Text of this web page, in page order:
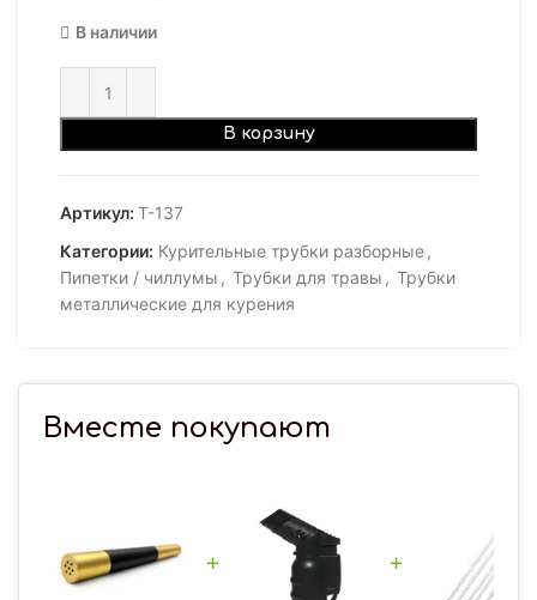
В наличии
В корзину
Артикул: Т-137
Категории: Курительные трубки разборные,
Пипетки / чиллумы , Трубки для травы , Трубки
металлические для курения
Вместе покупают
+ +